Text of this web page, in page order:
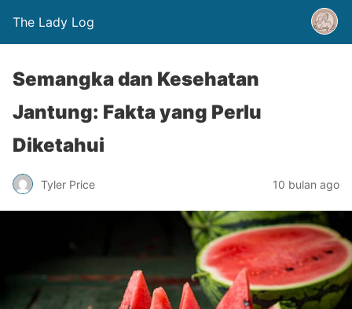
The Lady Log
Semangka dan Kesehatan
Jantung: Fakta yang Perlu
Diketahui
Tyler Price 10 bulan ago